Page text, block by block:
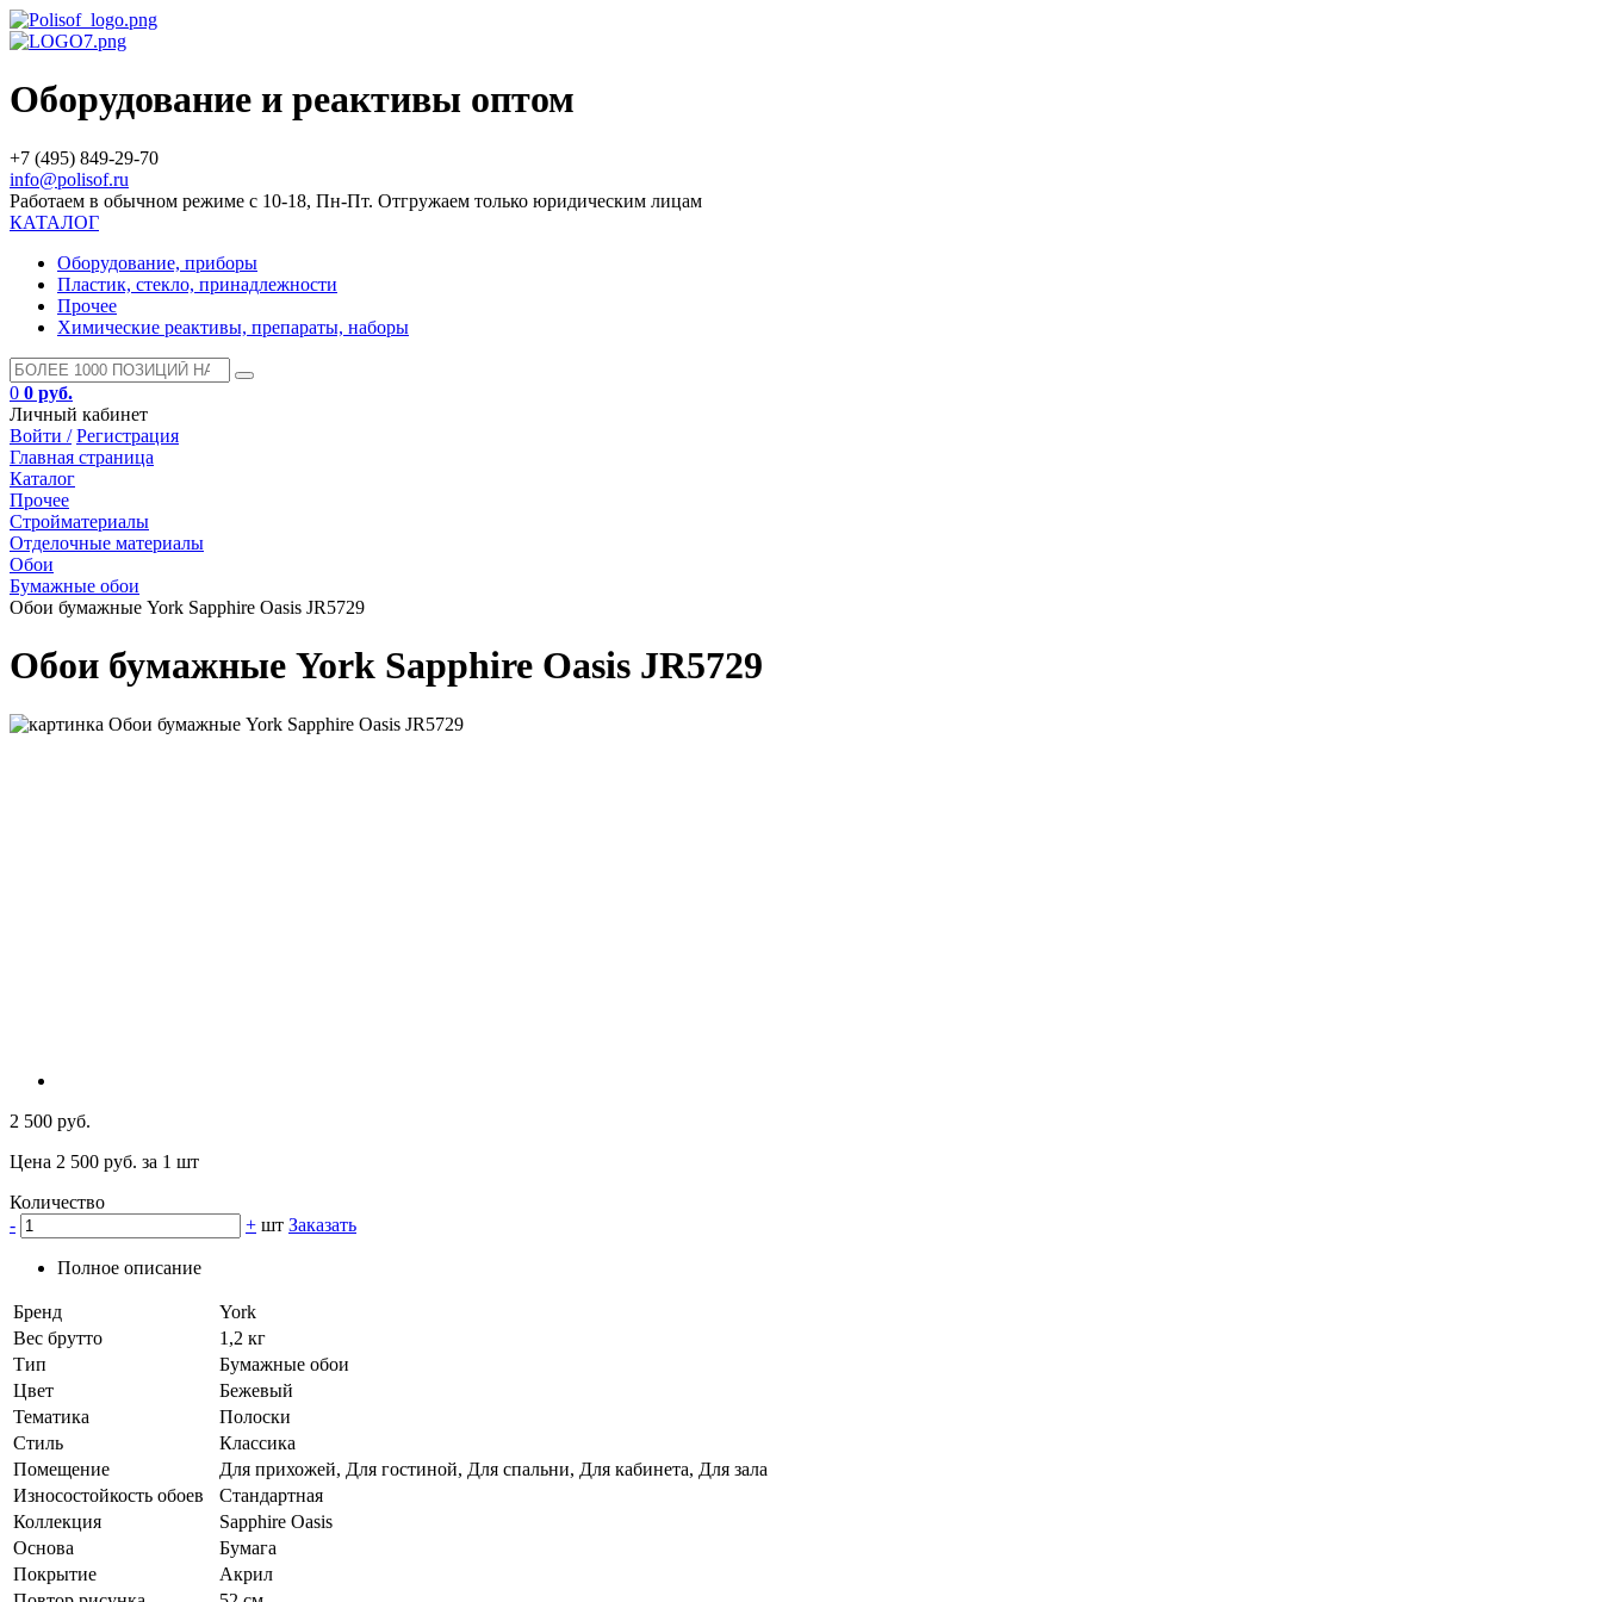
Оборудование и реактивы оптом
+7 (495) 849-29-70
info@polisof.ru
Работаем в обычном режиме с 10-18, Пн-Пт. Отгружаем только юридическим лицам
КАТАЛОГ
Оборудование, приборы
Пластик, стекло, принадлежности
Прочее
Химические реактивы, препараты, наборы
0 0 руб.
Личный кабинет
Войти / Регистрация
Главная страница
Каталог
Прочее
Стройматериалы
Отделочные материалы
Обои
Бумажные обои
Обои бумажные York Sapphire Oasis JR5729
Обои бумажные York Sapphire Oasis JR5729
2 500 руб.
Цена 2 500 руб. за 1 шт
Количество
-
+ шт Заказать
Полное описание
Бренд
York
Вес брутто
1,2 кг
Тип
Бумажные обои
Цвет
Бежевый
Тематика
Полоски
Стиль
Классика
Помещение
Для прихожей, Для гостиной, Для спальни, Для кабинета, Для зала
Износостойкость обоев
Стандартная
Коллекция
Sapphire Oasis
Основа
Бумага
Покрытие
Акрил